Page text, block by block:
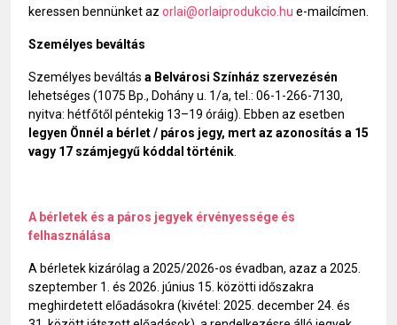
keressen bennünket az orlai@orlaiprodukcio.hu e-mailcímen.
Személyes beváltás
Személyes beváltás a Belvárosi Színház szervezésén
lehetséges (1075 Bp., Dohány u. 1/a, tel.: 06-1-266-7130,
nyitva: hétfőtől péntekig 13–19 óráig). Ebben az esetben
legyen Önnél a bérlet / páros jegy, mert az azonosítás a 15
vagy 17 számjegyű kóddal történik
A bérletek és a páros jegyek érvényessége és
felhasználása
A bérletek kizárólag a 2025/2026-os évadban, azaz a 2025.
szeptember 1. és 2026. június 15. közötti időszakra
meghirdetett előadásokra (kivétel: 2025. december 24. és